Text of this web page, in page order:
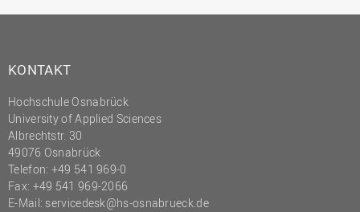
KONTAKT
Hochschule Osnabrück
University of Applied Sciences
Albrechtstr. 30
49076 Osnabrück
Telefon: +49 541 969-0
Fax: +49 541 969-2066
E-Mail: servicedesk@hs-osnabrueck.de